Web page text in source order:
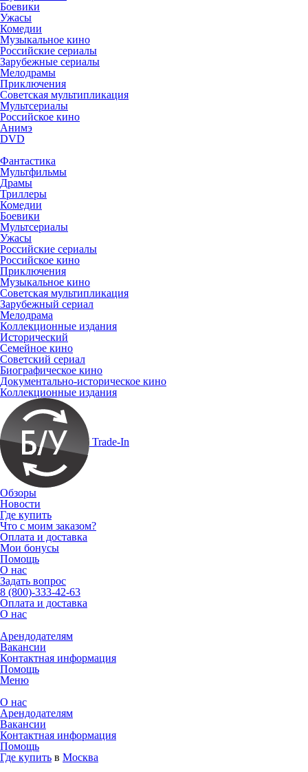
Боевики
Ужасы
Комедии
Музыкальное кино
Российские сериалы
Зарубежные сериалы
Мелодрамы
Приключения
Советская мультипликация
Мультсериалы
Российское кино
Анимэ
DVD
Фантастика
Мультфильмы
Драмы
Триллеры
Комедии
Боевики
Мультсериалы
Ужасы
Российские сериалы
Российское кино
Приключения
Музыкальное кино
Советская мультипликация
Зарубежный сериал
Мелодрама
Коллекционные издания
Исторический
Семейное кино
Советский сериал
Биографическое кино
Документально-историческое кино
Коллекционные издания
Trade-In
Обзоры
Новости
Где купить
Что с моим заказом?
Оплата и доставка
Мои бонусы
Помощь
О нас
Задать вопрос
8 (800)-333-42-63
Оплата и доставка
О нас
Арендодателям
Вакансии
Контактная информация
Помощь
Меню
О нас
Арендодателям
Вакансии
Контактная информация
Помощь
Где купить в Москва